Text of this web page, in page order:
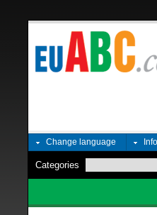
Change language
Categories